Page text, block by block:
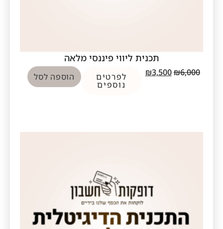
תכנית ליווי פיננסי מלאה
₪6,000
₪3,500 לפרטים
נוספים
הוספה לסל